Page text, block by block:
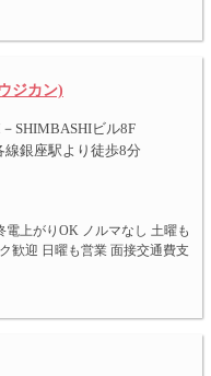
ジカン)
SHIMBASHIビル8F
銀座駅より徒歩8分
上がりOK ノルマなし 土曜も
歓迎 日曜も営業 面接交通費支